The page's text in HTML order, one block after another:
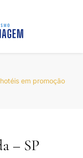
em promoção
– SP